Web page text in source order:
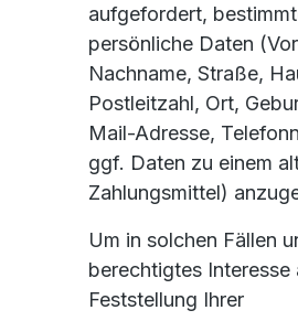
aufgefordert,
persönliche Daten
Nachname, Straße,
Postleitzahl, Ort,
Mail-Adresse,
ggf. Daten zu einem
Zahlungsmittel)
Um in solchen Fällen
berechtigtes Interesse
Feststellung Ihrer